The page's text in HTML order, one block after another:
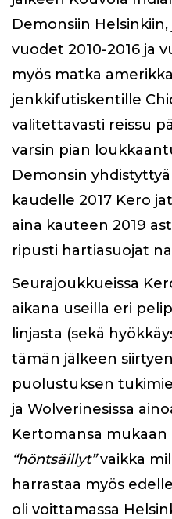
Demonsiin Helsinkiin,
vuodet 2010-2016 ja
myös matka
jenkkifutiskentille
valitettavasti reissu
varsin pian
Demonsin
kaudelle 2017 Kero
aina kauteen 2019
ripusti hartiasuojat
Seurajoukkueissa
aikana useilla eri
linjasta (sekä
tämän jälkeen
puolustuksen
ja Wolverinesissa
Kertomansa mukaan
“höntsäillyt”vaikka
harrastaa myös
oli voittamassa